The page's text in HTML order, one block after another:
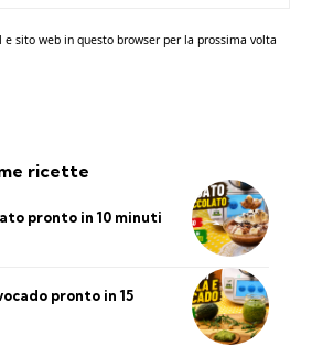
sito web in questo browser per la prossima volta
ricette
pronto in 10 minuti
pronto in 15